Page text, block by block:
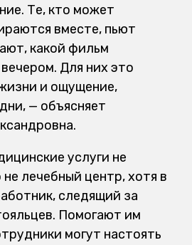
Те, кто может
вместе, пьют
какой фильм
Для них это
и ощущение,
— объясняет
услуги не
лечебный центр, хотя в
следящий за
Помогают им
могут настоять